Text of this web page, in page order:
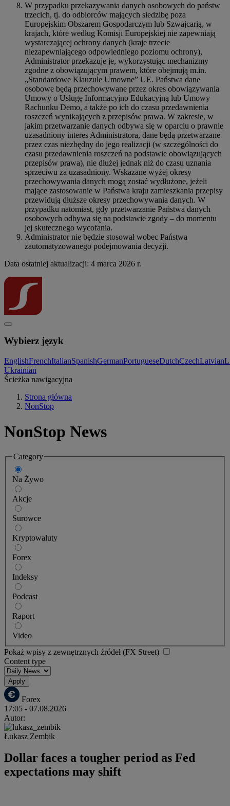
W przypadku przekazywania danych osobowych do państw
trzecich, tj. do odbiorców mających siedzibę poza
Europejskim Obszarem Gospodarczym lub Szwajcarią, w
krajach, które według Komisji Europejskiej nie zapewniają
wystarczającej ochrony danych (kraje trzecie
niezapewniającego odpowiedniego poziomu ochrony),
Administrator przekazuje je, wykorzystując mechanizmy
zgodne z obowiązującym prawem, które obejmują m.in.
„Standardowe Klauzule Umowne” UE. Państwa dane
osobowe będą przechowywane przez okres obowiązywania
Umowy o Usługę Informacyjno Edukacyjną lub Umowy
Rachunku Demo, a także po ich do czasu przedawnienia
roszczeń wynikających z przepisów prawa. W zakresie, w
jakim przetwarzanie danych odbywa się w oparciu o prawnie
uzasadniony interes Administratora, dane będą przetwarzane
przez czas niezbędny do jego realizacji (w szczególności do
czasu przedawnienia roszczeń na podstawie obowiązujących
przepisów prawa), nie dłużej jednak niż do czasu uznania
sprzeciwu za uzasadniony. Wskazane wyżej okresy
przechowywania danych mogą zostać wydłużone, jeżeli
mające zastosowanie w Państwa kraju zamieszkania przepisy
przewidują dłuższe okresy przechowywania danych. W
przypadku natomiast, gdy przetwarzanie Państwa danych
osobowych odbywa się na podstawie zgody – do momentu
jej skutecznego wycofania.
Administrator nie będzie stosował wobec Państwa
zautomatyzowanego podejmowania decyzji.
Data ostatniej aktualizacji: 4 marca 2026 r.
Wybierz język
EnglishFrenchItalianSpanishGermanPortugueseDutchCzechLatvian
Ukrainian
Ścieżka nawigacyjna
Strona główna
NonStop
NonStop News
Category
Na Żywo
Akcje
Surowce
Kryptowaluty
Forex
Indeksy
Podcast
Raport
Video
Pokaż wpisy z zewnętrznych źródeł (FX Street)
Content type
Apply
Forex
17:05 - 07.08.2026
Autor:
Łukasz Zembik
Dollar faces a tougher period as Fed
expectations may shift